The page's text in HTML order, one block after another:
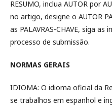
RESUMO, inclua AUTOR por
no artigo, designe o AUTOR
as PALAVRAS-CHAVE, siga
processo de submissão.
NORMAS GERAIS
IDIOMA: O idioma oficial da
se trabalhos em espanhol e